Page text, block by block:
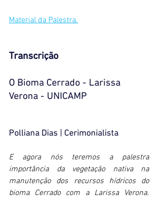
Material da Palestra.
Transcrição
O Bioma Cerrado - Larissa
Verona - UNICAMP
Polliana Dias | Cerimonialista
E agora nós teremos a palestra
importância da vegetação nativa na
manutenção dos recursos hídricos do
bioma Cerrado com a Larissa Verona.